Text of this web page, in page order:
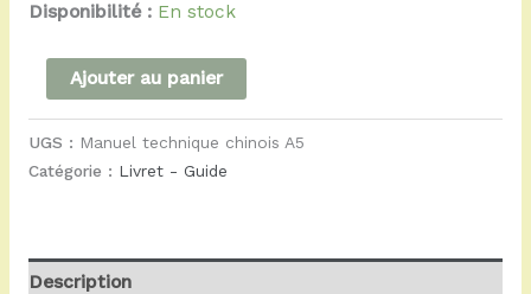
Disponibilité : En stock
Ajouter au panier
UGS : Manuel technique chinois A5
Catégorie : Livret - Guide
Description